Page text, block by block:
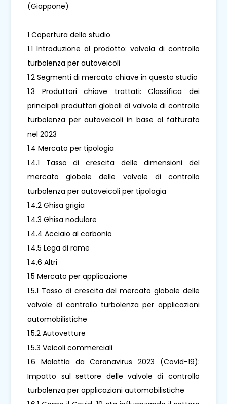
(Giappone)
1 Copertura dello studio
1.1 Introduzione al prodotto: valvola di controllo
turbolenza per autoveicoli
1.2 Segmenti di mercato chiave in questo studio
1.3 Produttori chiave trattati: Classifica dei
principali produttori globali di valvole di controllo
turbolenza per autoveicoli in base al fatturato
nel 2023
1.4 Mercato per tipologia
1.4.1 Tasso di crescita delle dimensioni del
mercato globale delle valvole di controllo
turbolenza per autoveicoli per tipologia
1.4.2 Ghisa grigia
1.4.3 Ghisa nodulare
1.4.4 Acciaio al carbonio
1.4.5 Lega di rame
1.4.6 Altri
1.5 Mercato per applicazione
1.5.1 Tasso di crescita del mercato globale delle
valvole di controllo turbolenza per applicazioni
automobilistiche
1.5.2 Autovetture
1.5.3 Veicoli commerciali
1.6 Malattia da Coronavirus 2023 (Covid-19):
Impatto sul settore delle valvole di controllo
turbolenza per applicazioni automobilistiche